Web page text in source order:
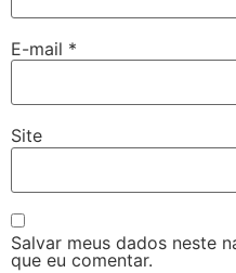
E-mail *
Site
Salvar meus dados neste
que eu comentar.